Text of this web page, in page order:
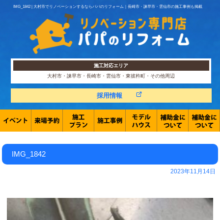
IMG_1842 | 大村市でリノベーションするならパパのリフォーム｜長崎市・諫早市・雲仙市の施工事例も掲載
施工対応エリア
大村市・諫早市・長崎市・雲仙市・東彼杵町・その他周辺
採用情報
IMG_1842
2023年11月14日